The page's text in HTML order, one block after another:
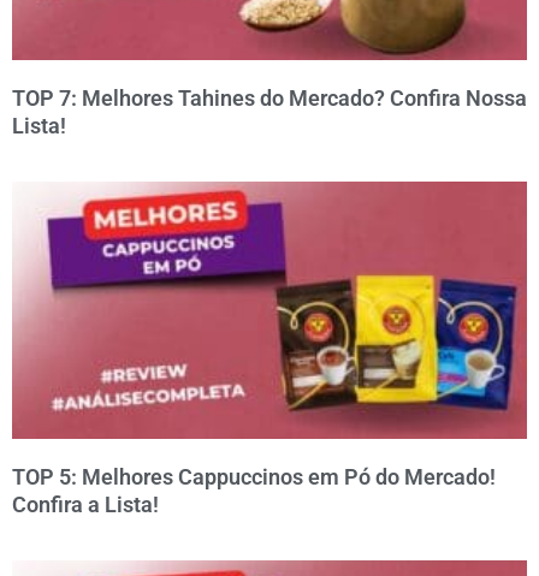
TOP 7: Melhores Tahines do Mercado? Confira Nossa
Lista!
TOP 5: Melhores Cappuccinos em Pó do Mercado!
Confira a Lista!